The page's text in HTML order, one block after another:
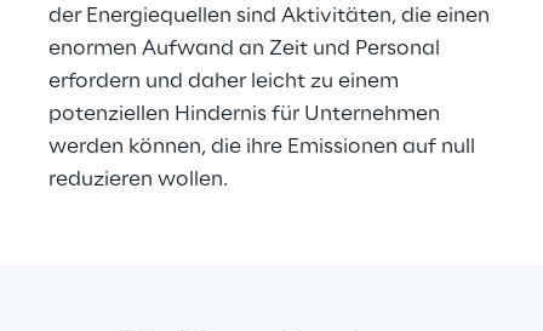
der Energiequellen sind Aktivitäten, die einen
enormen Aufwand an Zeit und Personal
erfordern und daher leicht zu einem
potenziellen Hindernis für Unternehmen
werden können, die ihre Emissionen auf null
reduzieren wollen.